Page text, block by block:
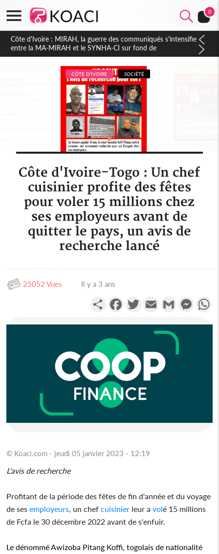
0
Côte d'Ivoire : Indépendance 2026, Thiam plaide pour un
environnement démocratique plus apaisé
CÔTE D'IVOIRE SOCIÉTÉ
Côte d'Ivoire-Togo : Un chef
cuisinier profite des fêtes
pour voler 15 millions chez
ses employeurs avant de
quitter le pays, un avis de
recherche lancé
25052 Vues Il y a 3 ans
PartagerFacebookTwitterEmail Gmail
© Koaci.com - jeudi 05 janvier 2023 - 12:19
L'avis de recherche
Profitant de la période des fêtes de fin d'année et du voyage
de sesemployeurs , un chefcuisinier leur avolé 15 millions
de Fcfa le 30 décembre 2022 avant de s'enfuir.
Le dénommé Awizoba Pitang Koffi, togolais de nationalité